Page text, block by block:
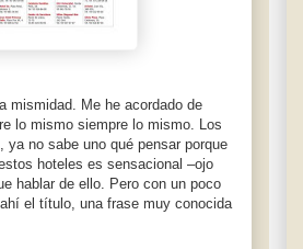
mismidad. Me he acordado de
lo mismo siempre lo mismo. Los
no sabe uno qué pensar porque
hoteles es sensacional –ojo
hablar de ello. Pero con un poco
el título, una frase muy conocida